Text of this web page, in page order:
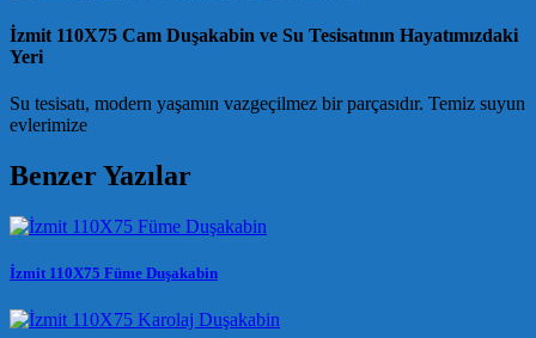
İzmit 110X75 Cam Duşakabin ve Su Tesisatının Hayatımızdaki
Yeri
Su tesisatı, modern yaşamın vazgeçilmez bir parçasıdır. Temiz suyun
evlerimize
Benzer Yazılar
İzmit 110X75 Füme Duşakabin